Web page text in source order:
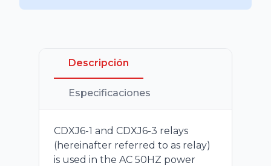
Descripción
Especificaciones
CDXJ6-1 and CDXJ6-3 relays
(hereinafter referred to as relay)
is used in the AC 50HZ power